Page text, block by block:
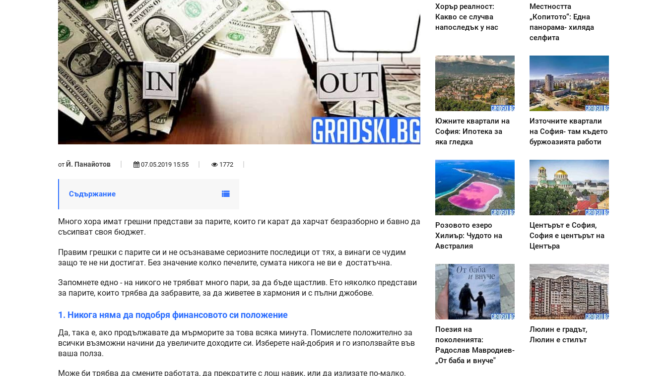
от Й. Панайотов 07.05.2019 15:55 1772
Съдържание
Много хора имат грешни представи за парите, които ги карат да харчат безразборно и бавно да
съсипват своя бюджет.
Правим грешки с парите си и не осъзнаваме сериозните последици от тях, а винаги се чудим
защо те не ни достигат. Без значение колко печелите, сумата никога не ви е достатъчна.
Запомнете едно - на никого не трябват много пари, за да бъде щастлив. Ето няколко представи
за парите, които трябва да забравите, за да живетее в хармония и с пълни джобове.
1. Никога няма да подобря финансовото си положение
Да, така е, ако продължавате да мърморите за това всяка минута. Помислете положително за
всички възможни начини да увеличите доходите си. Изберете най-добрия и го използвайте във
ваша полза.
Може би трябва да смените работата, да прекратите с лош навик, или да излизате по-малко.
Хорър реалност:
Какво се случва
напоследък у нас
Местността
„Копитото“: Една
панорама- хиляда
селфита
Южните квартали на
София: Ипотека за
яка гледка
Източните квартали
на София- там където
буржоазията работи
Розовото езеро
Хилиър: Чудото на
Австралия
Центърът е София,
София е центърът на
Центъра
Поезия на
поколенията:
Радослав Мавродиев-
„От баба и внуче"
Люлин е градът,
Люлин е стилът